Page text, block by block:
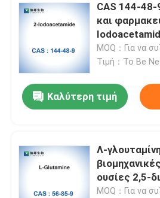
Προϊόντα
Περίπου εμείς
Γύρος εργοστασίων
Μας ελάτε σε επαφή με
CAS 144-48-
και
MOQ：Για να
Τιμή：To Be
Καλύτερη τιμή
Λ-
ουσίες 2,5-
MOQ：Για να